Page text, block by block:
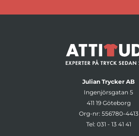
Julian Trycker AB
Ingenjörsgatan 5
411 19 Göteborg
Org-nr: 556780-4413
Tel: 031 - 13 41 41